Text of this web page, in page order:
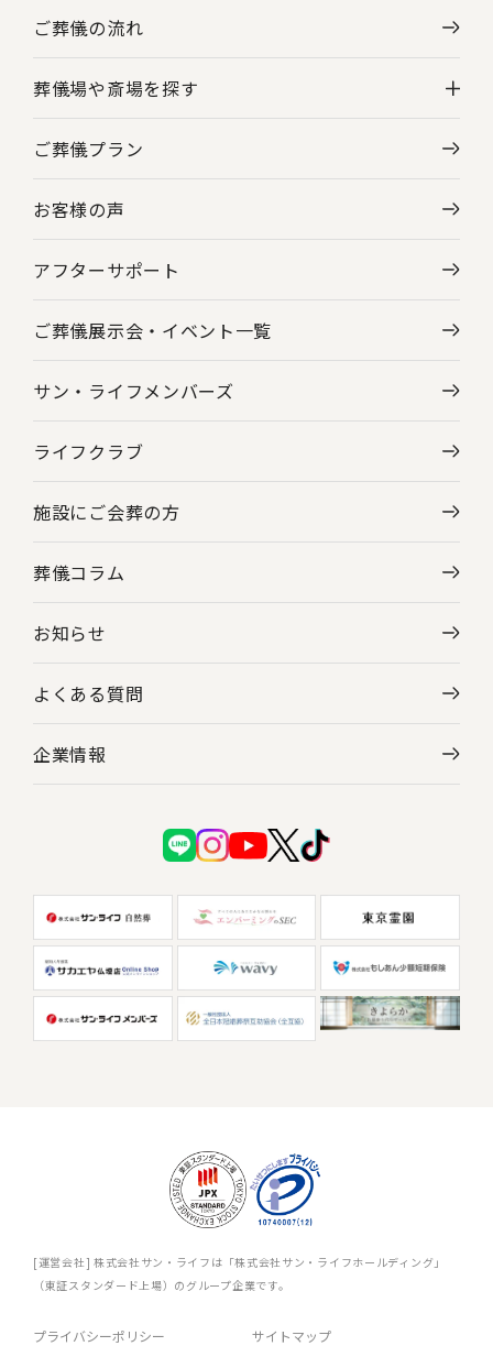
ご葬儀の流れ
葬儀場や斎場を探す
神奈川県の葬儀場・斎場一覧
東京都の葬儀場・斎場一覧
ご葬儀プラン
お客様の声
アフターサポート
ご葬儀展示会・ イベント一覧
サン・ライフメンバーズ
ライフクラブ
施設にご会葬の方
葬儀コラム
お知らせ
よくある質問
企業情報
[運営会社] 株式会社サン・ライフは「株式会社サン・ライフホールディング」
（東証スタンダード上場）のグループ企業です。
プライバシーポリシー サイトマップ